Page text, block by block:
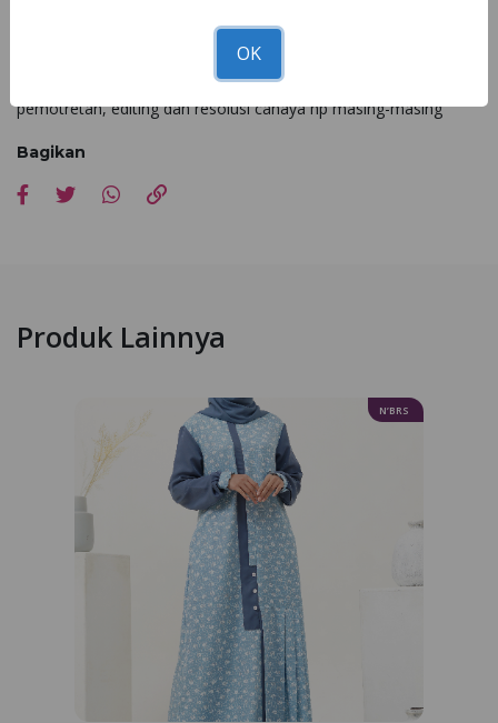
*Kesesuaian foto dan asli 90 - 100% dipengaruhi faktor cahaya
pemotretan, editing dan resolusi cahaya hp masing-masing
Bagikan
Produk Lainnya
N’BRS
OK